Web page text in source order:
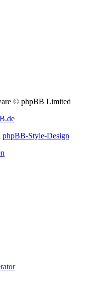
© phpBB Limited
phpBB-Style-Design